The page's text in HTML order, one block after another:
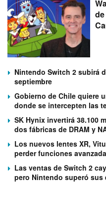
Nintendo Switch 2 subirá
septiembre
Gobierno de Chile quiere
donde se intercepten las
SK Hynix invertirá 38.100
dos fábricas de DRAM y
Los nuevos lentes XR,
perder funciones
Las ventas de Switch 2
pero Nintendo superó sus